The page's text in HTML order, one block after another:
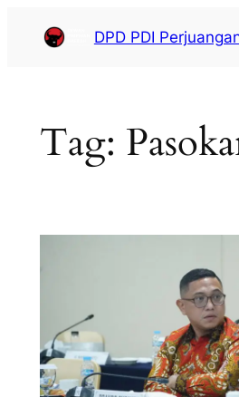
DPD PDI
Tag: